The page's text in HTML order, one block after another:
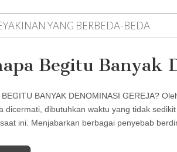
YANG BERBEDA-BEDA
Begitu Banyak
BEGITU BANYAK DENOMINASI GEREJA?
dicermati, dibutuhkan waktu yang tidak
ini. Menjabarkan berbagai penyebab